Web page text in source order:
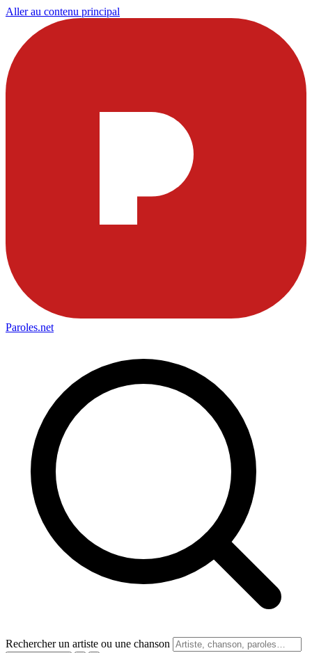
Aller au contenu principal
Paroles.net
Rechercher un artiste ou une chanson